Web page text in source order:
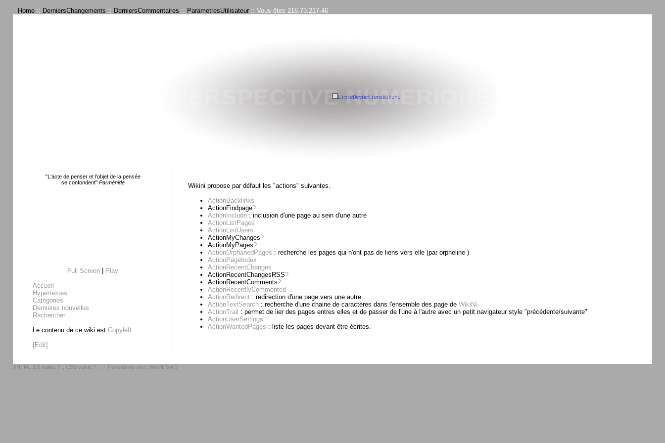
Home :: DerniersChangements :: DerniersCommentaires :: ParametresUtilisateur :: Vous êtes 216.73.217.46
"L'acte de penser et l'objet de la pensée
se confondent"Parménide
Full Screen
Play
Accueil
Hypertextes
Catégories
Dernières nouvelles
Rechercher
Le contenu de ce wiki est Copyleft
[Edit]
Wikini propose par défaut les "actions" suivantes.
ActionBacklinks
ActionFindpage?
ActionInclude: inclusion d'une page au sein d'une autre
ActionListPages
ActionListUsers
ActionMyChanges?
ActionMyPages?
ActionOrphanedPages : recherche les pages qui n'ont pas de liens vers elle (par orpheline )
ActionPageIndex
ActionRecentChanges
ActionRecentChangesRSS?
ActionRecentComments?
ActionRecentlyCommented
ActionRedirect: redirection d'une page vers une autre
ActionTextSearch: recherche d'une chaine de caractères dans l'ensemble des page de WikiNi
ActionTrail : permet de lier des pages entres elles et de passer de l'une à l'autre avec un petit navigateur style "précédente/suivante"
ActionUserSettings
ActionWantedPages : liste les pages devant être écrites.
XHTML 1.0 valide ? :: CSS valide ? :: -- Fonctionne avec WikiNi 0.4.3